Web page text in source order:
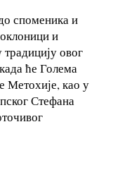
споменика и
и
овог
ће Голема
Метохије, као у
Стефана